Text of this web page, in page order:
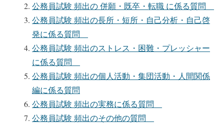
公務員試験 頻出の 併願・既卒・転職 に係る質問
公務員試験 頻出の長所・短所・自己分析・自己啓
発に係る質問
公務員試験 頻出のストレス・困難・プレッシャー
に係る質問
公務員試験 頻出の個人活動・集団活動・人間関係
編に係る質問
公務員試験 頻出の実務に係る質問
公務員試験 頻出のその他の質問